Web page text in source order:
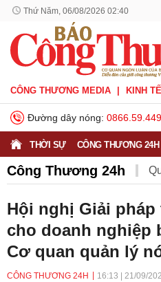
Thứ Năm, 06/08/2026 02:40
CÔNG THƯƠNG MEDIA KINH
Đường dây nóng:
THỜI SỰ CÔNG THƯƠNG 24H
Công Thương 24h
Người tốt - Việc tốt
Hội nghị Giải
cho doanh nghiệp
Cơ quan quản lý
CÔNG THƯƠNG 24H 16:13 21/09/